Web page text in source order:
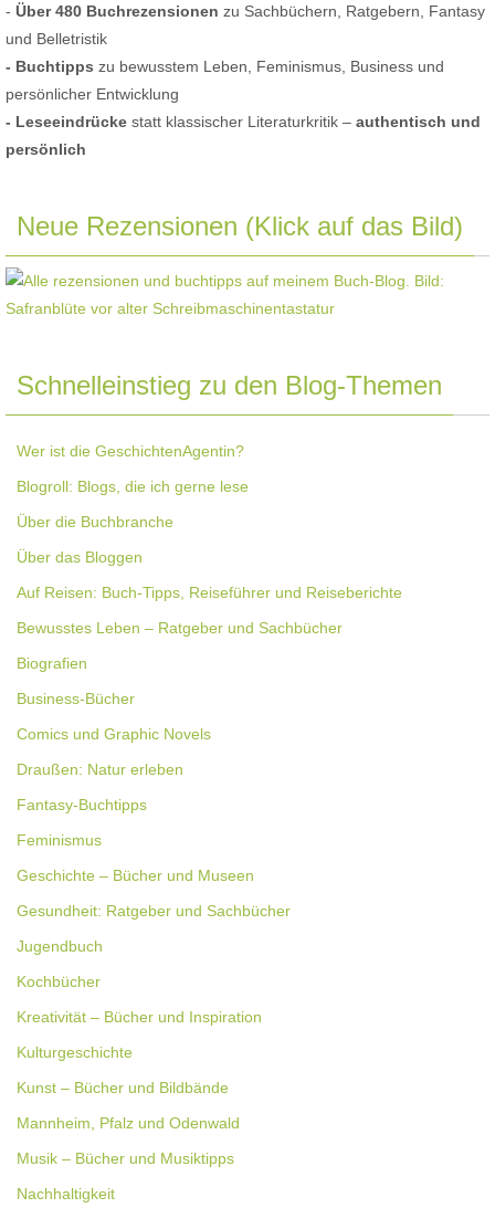
- Über 480 Buchrezensionen zu Sachbüchern, Ratgebern, Fantasy
und Belletristik
- Buchtipps zu bewusstem Leben, Feminismus, Business und
persönlicher Entwicklung
- Leseeindrücke statt klassischer Literaturkritik – authentisch und
persönlich
Neue Rezensionen (Klick auf das Bild)
Schnelleinstieg zu den Blog-Themen
Wer ist die GeschichtenAgentin?
Blogroll: Blogs, die ich gerne lese
Über die Buchbranche
Über das Bloggen
Auf Reisen: Buch-Tipps, Reiseführer und Reiseberichte
Bewusstes Leben – Ratgeber und Sachbücher
Biografien
Business-Bücher
Comics und Graphic Novels
Draußen: Natur erleben
Fantasy-Buchtipps
Feminismus
Geschichte – Bücher und Museen
Gesundheit: Ratgeber und Sachbücher
Jugendbuch
Kochbücher
Kreativität – Bücher und Inspiration
Kulturgeschichte
Kunst – Bücher und Bildbände
Mannheim, Pfalz und Odenwald
Musik – Bücher und Musiktipps
Nachhaltigkeit